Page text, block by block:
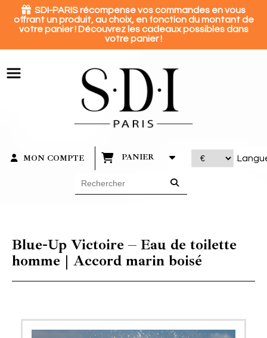
 SDI-PARIS récompense vos commandes en vous
offrant un produit, au choix, en fonction du montant de
votre panier ! Découvrez les cadeaux possibles dans
votre panier !
MON COMPTE PANIER
Blue-Up Victoire – Eau de toilette
homme | Accord marin boisé
Panneau de gestion des cookies